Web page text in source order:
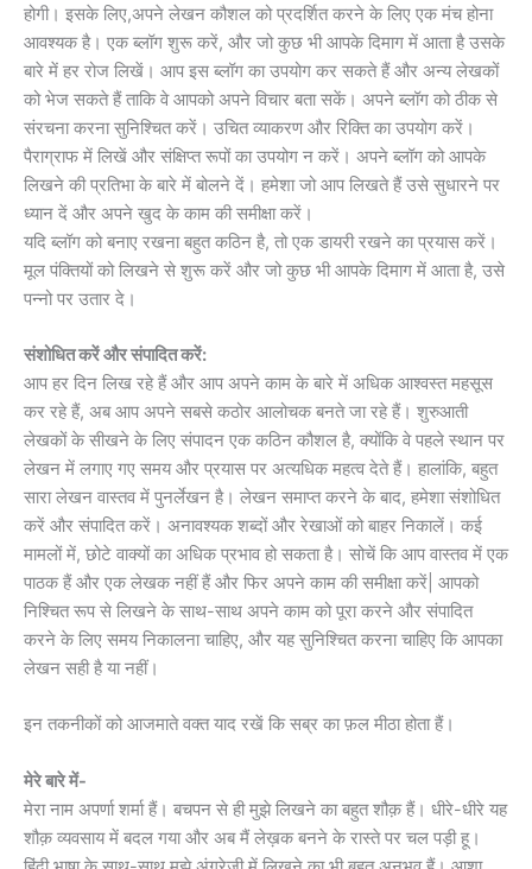
होगी। इसके लिए,अपने लेखन कौशल को प्रदर्शित करने के लिए एक मंच होना
आवश्यक है। एक ब्लॉग शुरू करें, और जो कुछ भी आपके दिमाग में आता है उसके
बारे में हर रोज लिखें। आप इस ब्लॉग का उपयोग कर सकते हैं और अन्य लेखकों
को भेज सकते हैं ताकि वे आपको अपने विचार बता सकें। अपने ब्लॉग को ठीक से
संरचना करना सुनिश्चित करें। उचित व्याकरण और रिक्ति का उपयोग करें।
पैराग्राफ में लिखें और संक्षिप्त रूपों का उपयोग न करें। अपने ब्लॉग को आपके
लिखने की प्रतिभा के बारे में बोलने दें। हमेशा जो आप लिखते हैं उसे सुधारने पर
ध्यान दें और अपने खुद के काम की समीक्षा करें।
यदि ब्लॉग को बनाए रखना बहुत कठिन है, तो एक डायरी रखने का प्रयास करें।
मूल पंक्तियों को लिखने से शुरू करें और जो कुछ भी आपके दिमाग में आता है, उसे
पन्नो पर उतार दे।
संशोधित करें और संपादित करें:
आप हर दिन लिख रहे हैं और आप अपने काम के बारे में अधिक आश्वस्त महसूस
कर रहे हैं, अब आप अपने सबसे कठोर आलोचक बनते जा रहे हैं। शुरुआती
लेखकों के सीखने के लिए संपादन एक कठिन कौशल है, क्योंकि वे पहले स्थान पर
लेखन में लगाए गए समय और प्रयास पर अत्यधिक महत्व देते हैं। हालांकि, बहुत
सारा लेखन वास्तव में पुनर्लेखन है। लेखन समाप्त करने के बाद, हमेशा संशोधित
करें और संपादित करें। अनावश्यक शब्दों और रेखाओं को बाहर निकालें। कई
मामलों में, छोटे वाक्यों का अधिक प्रभाव हो सकता है। सोचें कि आप वास्तव में एक
पाठक हैं और एक लेखक नहीं हैं और फिर अपने काम की समीक्षा करें| आपको
निश्चित रूप से लिखने के साथ-साथ अपने काम को पूरा करने और संपादित
करने के लिए समय निकालना चाहिए, और यह सुनिश्चित करना चाहिए कि आपका
लेखन सही है या नहीं।
इन तकनीकों को आजमाते वक्त याद रखें कि सब्र का फ़ल मीठा होता हैं।
मेरे बारे में-
मेरा नाम अपर्णा शर्मा हैं। बचपन से ही मुझे लिखने का बहुत शौक़ हैं। धीरे-धीरे यह
शौक़ व्यवसाय में बदल गया और अब मैं लेख़क बनने के रास्ते पर चल पड़ी हू।